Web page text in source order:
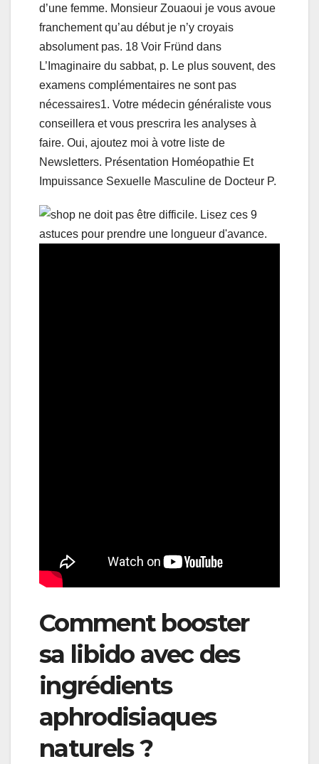
d’une femme. Monsieur Zouaoui je vous avoue
franchement qu’au début je n’y croyais
absolument pas. 18 Voir Fründ dans
L’Imaginaire du sabbat, p. Le plus souvent, des
examens complémentaires ne sont pas
nécessaires1. Votre médecin généraliste vous
conseillera et vous prescrira les analyses à
faire. Oui, ajoutez moi à votre liste de
Newsletters. Présentation Homéopathie Et
Impuissance Sexuelle Masculine de Docteur P.
Comment booster
sa libido avec des
ingrédients
aphrodisiaques
naturels ?